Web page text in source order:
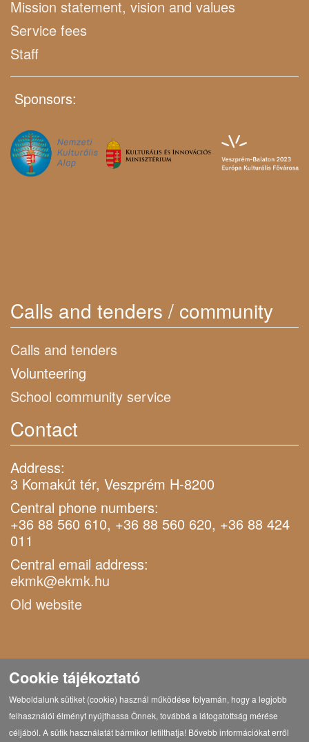
Mission statement, vision and values
Service fees
Staff
Sponsors:
Calls and tenders / community
Calls and tenders
Volunteering
School community service
Contact
Address:
3 Komakút tér, Veszprém H-8200
Central phone numbers:
+36 88 560 610, +36 88 560 620, +36 88 424
011
Central email address:
ekmk@ekmk.hu
Old website
Cookie tájékoztató
Weboldalunk sütiket (cookie) használ működése folyamán, hogy a legjobb
felhasználói élményt nyújthassa Önnek, továbbá a látogatottság mérése
céljából. A sütik használatát bármikor letilthatja! Bővebb információkat erről